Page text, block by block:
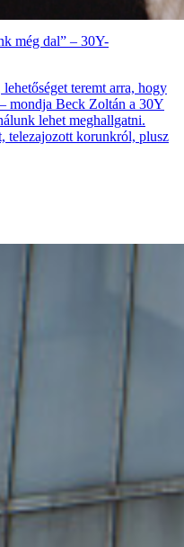
még dal” – 30Y-
teremt arra, hogy
mondja Beck Zoltán a 30Y
lehet meghallgatni.
telezajozott korunkról, plusz